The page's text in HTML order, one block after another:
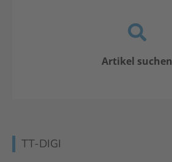
Artikel suchen
TT-DIGI